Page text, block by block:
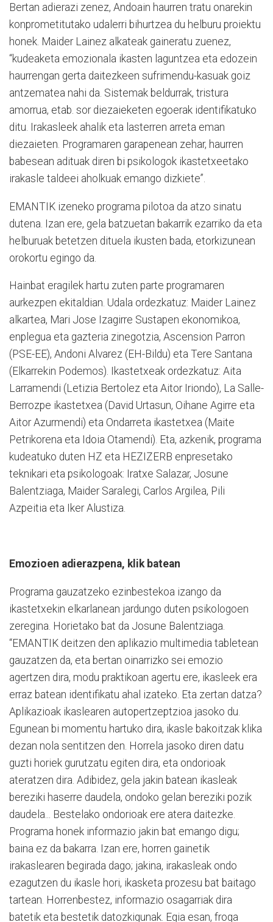
Bertan adierazi zenez, Andoain haurren tratu onarekin
konprometitutako udalerri bihurtzea du helburu proiektu
honek. Maider Lainez alkateak gaineratu zuenez,
“kudeaketa emozionala ikasten laguntzea eta edozein
haurrengan gerta daitezkeen sufrimendu-kasuak goiz
antzematea nahi da. Sistemak beldurrak, tristura
amorrua, etab. sor diezaieketen egoerak identifikatuko
ditu. Irakasleek ahalik eta lasterren arreta eman
diezaieten. Programaren garapenean zehar, haurren
babesean adituak diren bi psikologok ikastetxeetako
irakasle taldeei aholkuak emango dizkiete”.
EMANTIK izeneko programa pilotoa da atzo sinatu
dutena. Izan ere, gela batzuetan bakarrik ezarriko da eta
helburuak betetzen dituela ikusten bada, etorkizunean
orokortu egingo da.
Hainbat eragilek hartu zuten parte programaren
aurkezpen ekitaldian. Udala ordezkatuz: Maider Lainez
alkartea, Mari Jose Izagirre Sustapen ekonomikoa,
enplegua eta gazteria zinegotzia, Ascension Parron
(PSE-EE), Andoni Alvarez (EH-Bildu) eta Tere Santana
(Elkarrekin Podemos). Ikastetxeak ordezkatuz: Aita
Larramendi (Letizia Bertolez eta Aitor Iriondo), La Salle-
Berrozpe ikastetxea (David Urtasun, Oihane Agirre eta
Aitor Azurmendi) eta Ondarreta ikastetxea (Maite
Petrikorena eta Idoia Otamendi). Eta, azkenik, programa
kudeatuko duten HZ eta HEZIZERB enpresetako
teknikari eta psikologoak: Iratxe Salazar, Josune
Balentziaga, Maider Saralegi, Carlos Argilea, Pili
Azpeitia eta Iker Alustiza.
Emozioen adierazpena, klik batean
Programa gauzatzeko ezinbestekoa izango da
ikastetxekin elkarlanean jardungo duten psikologoen
zeregina. Horietako bat da Josune Balentziaga.
“EMANTIK deitzen den aplikazio multimedia tabletean
gauzatzen da, eta bertan oinarrizko sei emozio
agertzen dira, modu praktikoan agertu ere, ikasleek era
erraz batean identifikatu ahal izateko. Eta zertan datza?
Aplikazioak ikaslearen autopertzeptzioa jasoko du.
Egunean bi momentu hartuko dira, ikasle bakoitzak klika
dezan nola sentitzen den. Horrela jasoko diren datu
guzti horiek gurutzatu egiten dira, eta ondorioak
ateratzen dira. Adibidez, gela jakin batean ikasleak
bereziki haserre daudela, ondoko gelan bereziki pozik
daudela... Bestelako ondorioak ere atera daitezke.
Programa honek informazio jakin bat emango digu;
baina ez da bakarra. Izan ere, horren gainetik
irakaslearen begirada dago; jakina, irakasleak ondo
ezagutzen du ikasle hori, ikasketa prozesu bat baitago
tartean. Horrenbestez, informazio osagarriak dira
batetik eta bestetik datozkigunak. Egia esan, froga